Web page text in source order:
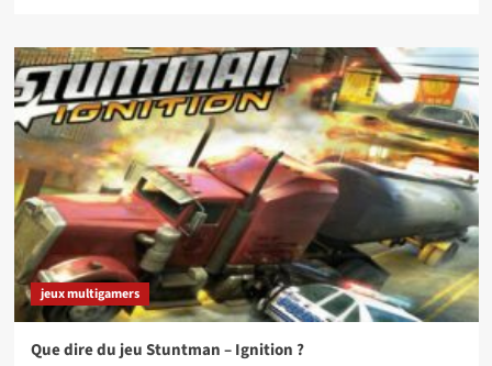
jeux multigamers
Que dire du jeu Stuntman – Ignition ?